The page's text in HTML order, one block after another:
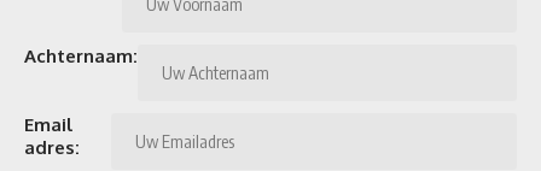
Achternaam:
Email
adres: